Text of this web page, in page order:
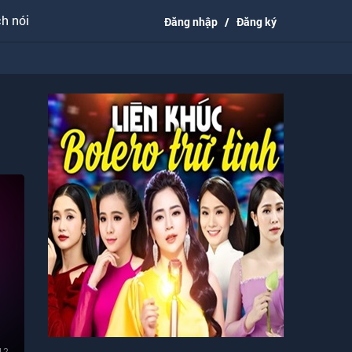
nói Đăng nhập / Đăng ký